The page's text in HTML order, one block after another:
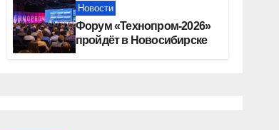
Новости
Форум «Технопром-2026»
пройдёт в Новосибирске